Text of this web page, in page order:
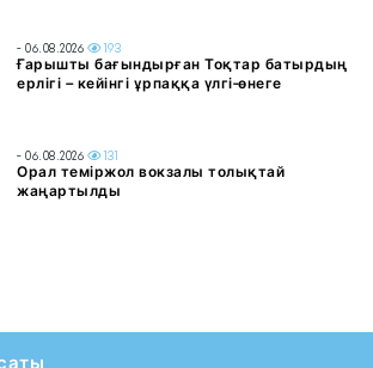
- 06.08.2026 193
Ғарышты бағындырған Тоқтар батырдың
ерлігі – кейінгі ұрпаққа үлгі-өнеге
- 06.08.2026 131
Орал теміржол вокзалы толықтай
жаңартылды